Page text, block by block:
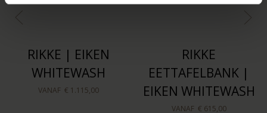
RIKKE | EIKEN
WHITEWASH
VANAF € 1.115,00
RIKKE
EETTAFELBANK |
EIKEN WHITEWASH
VANAF € 615,00